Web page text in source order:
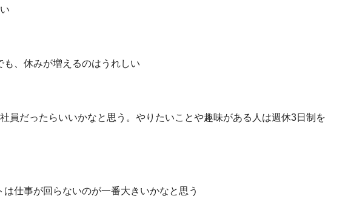
、休みが増えるのはうれしい
員だったらいいかなと思う。やりたいことや趣味がある人は週休3日制を
仕事が回らないのが一番大きいかなと思う